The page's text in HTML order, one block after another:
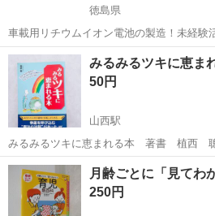
徳島県
車載用リチウムイオン電池の製造！未経験
躍中！寮費無料★備品付き1R寮完備！自宅
駐車場完備◎正社員登用制度あり！《徳島県板野
場のお仕事 ◇車載用リチウ...
徳島 その他
みるみるツキに恵
50円
山西駅
みるみるツキに恵まれる本 著書 植
参考になります。 別府のセブンスターに
くお願い致します。 ※一般家庭の自宅管理
下さい。 ※ペット飼...
愛媛 松山市 山西駅 その他
月齢ごとに「見て
250円